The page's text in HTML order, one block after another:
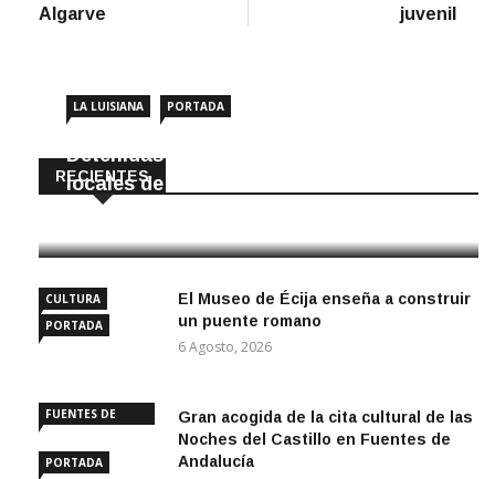
Algarve
juvenil
RECIENTES
LA LUISIANA PORTADA
Detenidas dos personas por robar en
locales de La Luisiana
CULTURA
PORTADA
El Museo de Écija enseña a construir
un puente romano
6 Agosto, 2026
FUENTES DE
PORTADA
Gran acogida de la cita cultural de las
Noches del Castillo en Fuentes de
Andalucía